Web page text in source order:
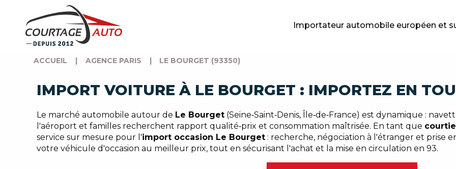
Importateur automobile européen et
ACCUEIL | AGENCE PARIS | LE BOURGET (93350)
IMPORT VOITURE À LE BOURGET : IMPORTEZ EN
Le marché automobile autour de Le Bourget (Seine‑Saint‑Denis, Île‑de‑France) est dynamique :
l'aéroport et familles recherchent rapport qualité‑prix et consommation maîtrisée. En tant que
service sur mesure pour l'import occasion Le Bourget : recherche, négociation à l'étranger et prise
votre véhicule d'occasion au meilleur prix, tout en sécurisant l'achat et la mise en circulation en 93.